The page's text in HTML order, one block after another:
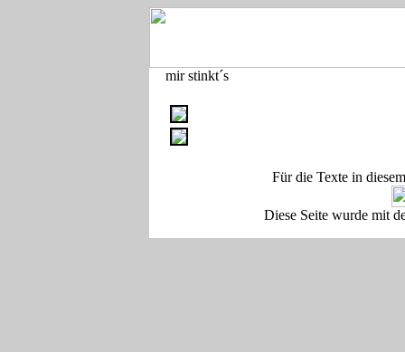
mir stinkt´s
Für die Texte in
Diese Seite wurde mit